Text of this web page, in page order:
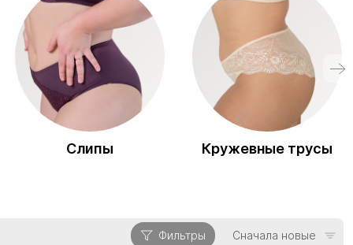
Слипы Кружевные трусы
Фильтры Сначала новые